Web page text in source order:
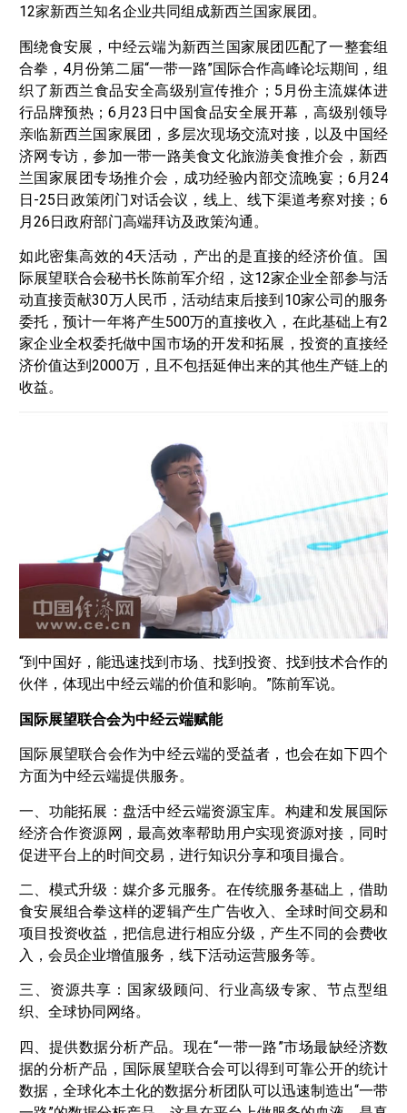
12家新西兰知名企业共同组成新西兰国家展团。
围绕食安展，中经云端为新西兰国家展团匹配了一整套组
合拳，4月份第二届“一带一路”国际合作高峰论坛期间，组
织了新西兰食品安全高级别宣传推介；5月份主流媒体进
行品牌预热；6月23日中国食品安全展开幕，高级别领导
亲临新西兰国家展团，多层次现场交流对接，以及中国经
济网专访，参加一带一路美食文化旅游美食推介会，新西
兰国家展团专场推介会，成功经验内部交流晚宴；6月24
日-25日政策闭门对话会议，线上、线下渠道考察对接；6
月26日政府部门高端拜访及政策沟通。
如此密集高效的4天活动，产出的是直接的经济价值。国
际展望联合会秘书长陈前军介绍，这12家企业全部参与活
动直接贡献30万人民币，活动结束后接到10家公司的服务
委托，预计一年将产生500万的直接收入，在此基础上有2
家企业全权委托做中国市场的开发和拓展，投资的直接经
济价值达到2000万，且不包括延伸出来的其他生产链上的
收益。
“到中国好，能迅速找到市场、找到投资、找到技术合作的
伙伴，体现出中经云端的价值和影响。”陈前军说。
国际展望联合会为中经云端赋能
国际展望联合会作为中经云端的受益者，也会在如下四个
方面为中经云端提供服务。
一、功能拓展：盘活中经云端资源宝库。构建和发展国际
经济合作资源网，最高效率帮助用户实现资源对接，同时
促进平台上的时间交易，进行知识分享和项目撮合。
二、模式升级：媒介多元服务。在传统服务基础上，借助
食安展组合拳这样的逻辑产生广告收入、全球时间交易和
项目投资收益，把信息进行相应分级，产生不同的会费收
入，会员企业增值服务，线下活动运营服务等。
三、资源共享：国家级顾问、行业高级专家、节点型组
织、全球协同网络。
四、提供数据分析产品。现在“一带一路”市场最缺经济数
据的分析产品，国际展望联合会可以得到可靠公开的统计
数据，全球化本土化的数据分析团队可以迅速制造出“一带